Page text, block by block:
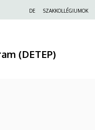
Felső
DE SZAKKOLLÉGIUMOK
(DETEP)